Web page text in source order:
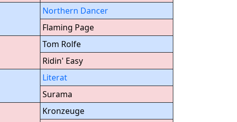
Northern Dancer
Flaming Page
Tom Rolfe
Ridin' Easy
Literat
Surama
Kronzeuge